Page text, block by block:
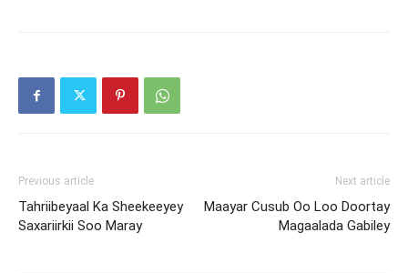
Previous article
Tahriibeyaal Ka Sheekeeyey
Saxariirkii Soo Maray
Next article
Maayar Cusub Oo Loo Doortay
Magaalada Gabiley